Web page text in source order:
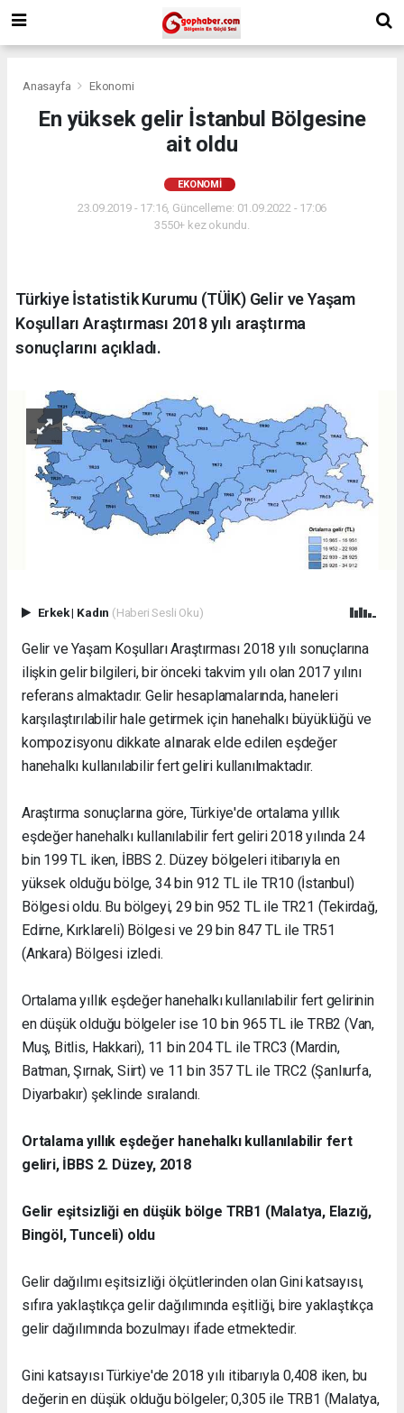
Anasayfa Ekonomi
En yüksek gelir İstanbul Bölgesine
ait oldu
EKONOMI
23.09.2019 - 17:16, Güncelleme: 01.09.2022 - 17:06
3550+ kez okundu.
Türkiye İstatistik Kurumu (TÜİK) Gelir ve Yaşam
Koşulları Araştırması 2018 yılı araştırma
sonuçlarını açıkladı.
Erkek| Kadın (Haberi Sesli Oku)
Gelir ve Yaşam Koşulları Araştırması 2018 yılı sonuçlarına
ilişkin gelir bilgileri, bir önceki takvim yılı olan 2017 yılını
referans almaktadır. Gelir hesaplamalarında, haneleri
karşılaştırılabilir hale getirmek için hanehalkı büyüklüğü ve
kompozisyonu dikkate alınarak elde edilen eşdeğer
hanehalkı kullanılabilir fert geliri kullanılmaktadır.
Araştırma sonuçlarına göre, Türkiye'de ortalama yıllık
eşdeğer hanehalkı kullanılabilir fert geliri 2018 yılında 24
bin 199 TL iken, İBBS 2. Düzey bölgeleri itibarıyla en
yüksek olduğu bölge, 34 bin 912 TL ile TR10 (İstanbul)
Bölgesi oldu. Bu bölgeyi, 29 bin 952 TL ile TR21 (Tekirdağ,
Edirne, Kırklareli) Bölgesi ve 29 bin 847 TL ile TR51
(Ankara) Bölgesi izledi.
Ortalama yıllık eşdeğer hanehalkı kullanılabilir fert gelirinin
en düşük olduğu bölgeler ise 10 bin 965 TL ile TRB2 (Van,
Muş, Bitlis, Hakkari), 11 bin 204 TL ile TRC3 (Mardin,
Batman, Şırnak, Siirt) ve 11 bin 357 TL ile TRC2 (Şanlıurfa,
Diyarbakır) şeklinde sıralandı.
Ortalama yıllık eşdeğer hanehalkı kullanılabilir fert
geliri, İBBS 2. Düzey, 2018
Gelir eşitsizliği en düşük bölge TRB1 (Malatya, Elazığ,
Bingöl, Tunceli) oldu
Gelir dağılımı eşitsizliği ölçütlerinden olan Gini katsayısı,
sıfıra yaklaştıkça gelir dağılımında eşitliği, bire yaklaştıkça
gelir dağılımında bozulmayı ifade etmektedir.
Gini katsayısı Türkiye'de 2018 yılı itibarıyla 0,408 iken, bu
değerin en düşük olduğu bölgeler; 0,305 ile TRB1 (Malatya,